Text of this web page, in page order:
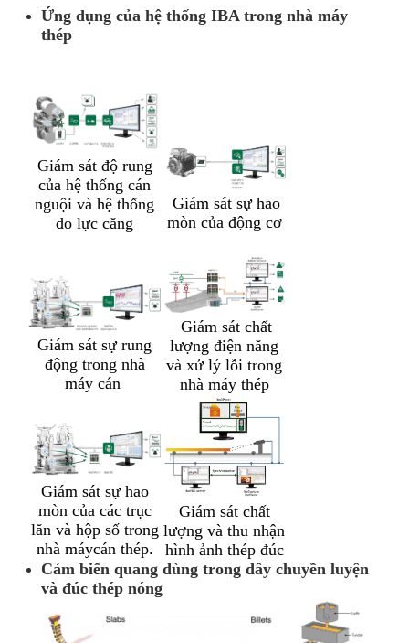
Ứng dụng của hệ thống IBA trong nhà máy
thép
Giám sát độ rung
của hệ thống cán
nguội và hệ thống
đo lực căng
Giám sát sự hao
mòn của động cơ
Giám sát sự rung
động trong nhà
máy cán
Giám sát chất
lượng điện năng
và xử lý lỗi trong
nhà máy thép
Giám sát sự hao
mòn của các trục
lăn và hộp số trong
nhà máycán thép.
Giám sát chất
lượng và thu nhận
hình ảnh thép đúc
Cảm biến quang dùng trong dây chuyền luyện
và đúc thép nóng